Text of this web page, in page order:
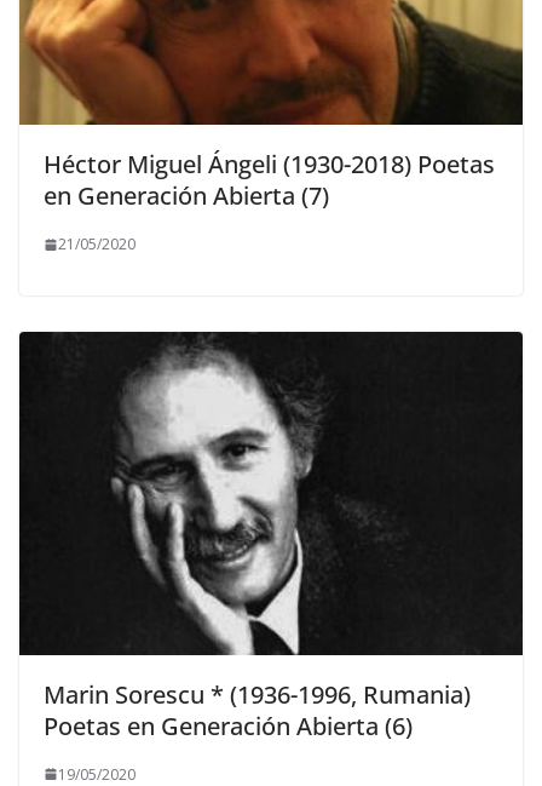
Héctor Miguel Ángeli (1930-2018) Poetas
en Generación Abierta (7)
21/05/2020
Marin Sorescu * (1936-1996, Rumania)
Poetas en Generación Abierta (6)
19/05/2020